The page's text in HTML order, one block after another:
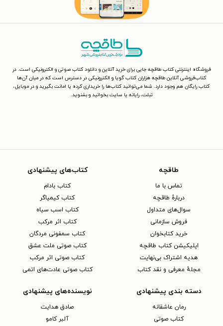
فروشگاه اینترنتی کتاب طاقچه جایی برای خرید آنلاین و دانلود کتاب صوتی و الکترونیکی است. در
کتاب‌فروشی آنلاین طاقچه هزاران کتاب گویا و الکترونیکی در دسترس است که در میان آن‌ها
کتاب رایگان هم وجود دارد. شما می‌توانید کتاب‌ها را خریداری کرده یا امانت بگیرید و در موبایل،
تبلت، رایانه یا سایت بخوانید و بشنوید.
طاقچه
تماس با ما
دربارهٔ طاقچه
سوال‌های متداول
فروش سازمانی
خرید کتابخوان
اپلیکیشن کتاب طاقچه
هدیه اشتراک بی‌نهایت
مجلهٔ معرفی و نقد کتاب
کتاب‌های پیشنهادی
کتاب بادام
کتاب کیمیاگر
کتاب اسب سیاه
کتاب اثر مرکب
کتاب سمفونی مردگان
کتاب صوتی ملت عشق
کتاب صوتی اثر مرکب
کتاب صوتی عادت‌های اتمی
دسته بندی پیشنهادی
رمان عاشقانه
کتاب‌ صوتی
نویسنده‌های پیشنهادی
صادق هدایت
آلبر کامو